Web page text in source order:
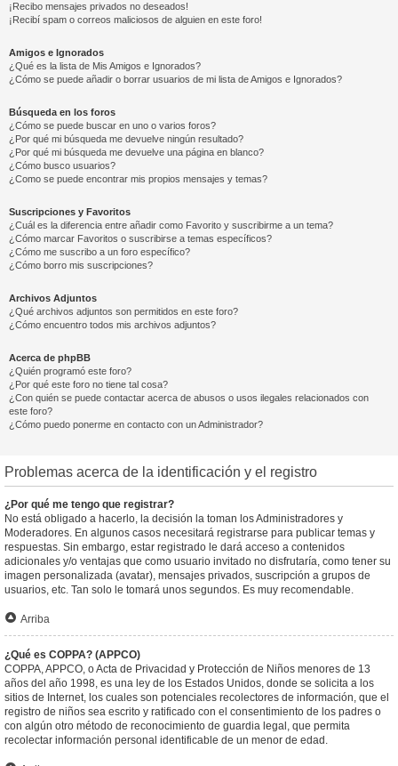
¡Recibo mensajes privados no deseados!
¡Recibí spam o correos maliciosos de alguien en este foro!
Amigos e Ignorados
¿Qué es la lista de Mis Amigos e Ignorados?
¿Cómo se puede añadir o borrar usuarios de mi lista de Amigos e Ignorados?
Búsqueda en los foros
¿Cómo se puede buscar en uno o varios foros?
¿Por qué mi búsqueda me devuelve ningún resultado?
¿Por qué mi búsqueda me devuelve una página en blanco?
¿Cómo busco usuarios?
¿Como se puede encontrar mis propios mensajes y temas?
Suscripciones y Favoritos
¿Cuál es la diferencia entre añadir como Favorito y suscribirme a un tema?
¿Cómo marcar Favoritos o suscribirse a temas específicos?
¿Cómo me suscribo a un foro específico?
¿Cómo borro mis suscripciones?
Archivos Adjuntos
¿Qué archivos adjuntos son permitidos en este foro?
¿Cómo encuentro todos mis archivos adjuntos?
Acerca de phpBB
¿Quién programó este foro?
¿Por qué este foro no tiene tal cosa?
¿Con quién se puede contactar acerca de abusos o usos ilegales relacionados con
este foro?
¿Cómo puedo ponerme en contacto con un Administrador?
Problemas acerca de la identificación y el registro
¿Por qué me tengo que registrar?
No está obligado a hacerlo, la decisión la toman los Administradores y
Moderadores. En algunos casos necesitará registrarse para publicar temas y
respuestas. Sin embargo, estar registrado le dará acceso a contenidos
adicionales y/o ventajas que como usuario invitado no disfrutaría, como tener su
imagen personalizada (avatar), mensajes privados, suscripción a grupos de
usuarios, etc. Tan solo le tomará unos segundos. Es muy recomendable.
Arriba
¿Qué es COPPA? (APPCO)
COPPA, APPCO, o Acta de Privacidad y Protección de Niños menores de 13
años del año 1998, es una ley de los Estados Unidos, donde se solicita a los
sitios de Internet, los cuales son potenciales recolectores de información, que el
registro de niños sea escrito y ratificado con el consentimiento de los padres o
con algún otro método de reconocimiento de guardia legal, que permita
recolectar información personal identificable de un menor de edad.